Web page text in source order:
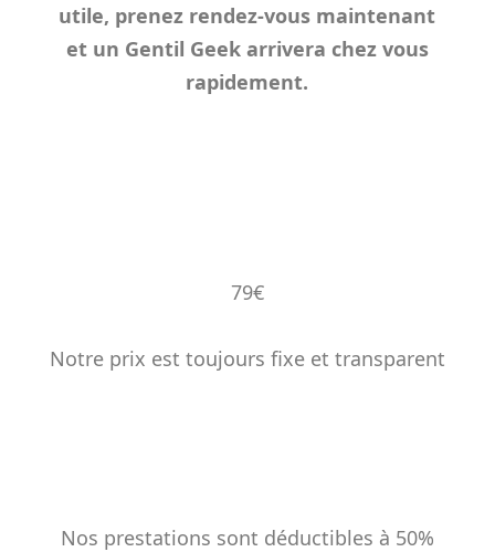
utile, prenez rendez-vous maintenant
et un Gentil Geek arrivera chez vous
rapidement.
79€
Notre prix est toujours fixe et transparent
Nos prestations sont déductibles à 50%